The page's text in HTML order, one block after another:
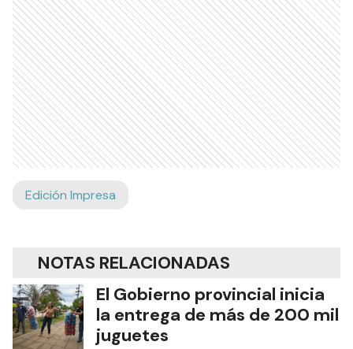
Edición Impresa
NOTAS RELACIONADAS
El Gobierno provincial inicia
la entrega de más de 200 mil
juguetes